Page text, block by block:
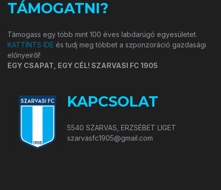
TÁMOGATNI?
Támogass egy több mint 100 éves labdarúgó egyesületet.
KATTINTS IDE és tudj meg többet a szponzoráció gazdasági
előnyeiről!
EGY CSAPAT, EGY CÉL! SZARVASI FC 1905
KAPCSOLAT
5540 SZARVAS, ERZSÉBET LIGET
szarvasfc1905@gmail.com